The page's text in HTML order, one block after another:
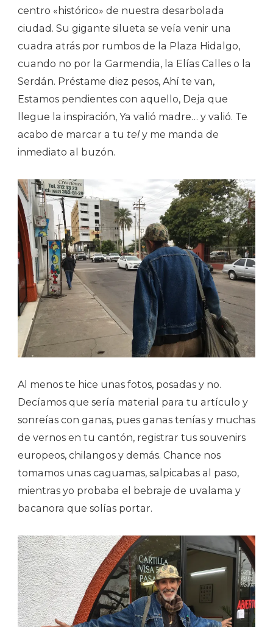
centro «histórico» de nuestra desarbolada
ciudad. Su gigante silueta se veía venir una
cuadra atrás por rumbos de la Plaza Hidalgo,
cuando no por la Garmendia, la Elías Calles o la
Serdán. Préstame diez pesos, Ahí te van,
Estamos pendientes con aquello, Deja que
llegue la inspiración, Ya valió madre… y valió. Te
acabo de marcar a tu tely me manda de
inmediato al buzón.
Al menos te hice unas fotos, posadas y no.
Decíamos que sería material para tu artículo y
sonreías con ganas, pues ganas tenías y muchas
de vernos en tu cantón, registrar tus souvenirs
europeos, chilangos y demás. Chance nos
tomamos unas caguamas, salpicabas al paso,
mientras yo probaba el bebraje de uvalama y
bacanora que solías portar.